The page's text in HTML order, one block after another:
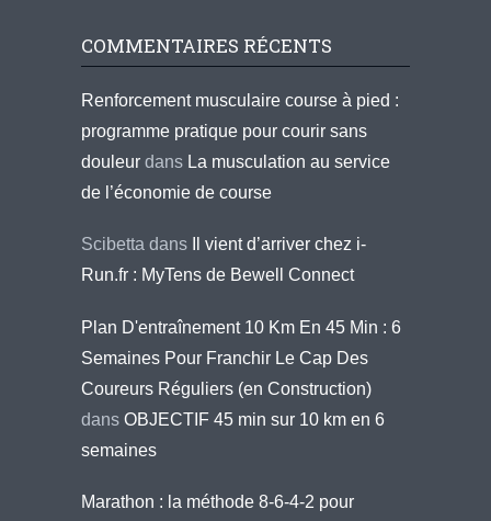
COMMENTAIRES RÉCENTS
Renforcement musculaire course à pied :
programme pratique pour courir sans
douleur dans La musculation au service
de l’économie de course
Scibetta dans
Il vient d’arriver chez i-
Run.fr : MyTens de Bewell Connect
Plan D'entraînement 10 Km En 45 Min : 6
Semaines Pour Franchir Le Cap Des
Coureurs Réguliers (en Construction)
dans OBJECTIF 45 min sur 10 km en 6
semaines
Marathon : la méthode 8-6-4-2 pour